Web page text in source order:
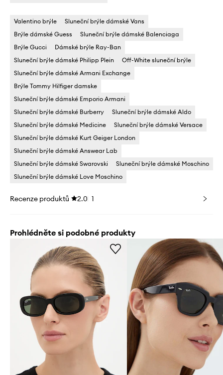
Valentino brýle
Sluneční brýle dámské Vans
Brýle dámské Guess
Sluneční brýle dámské Balenciaga
Brýle Gucci
Dámské brýle Ray-Ban
Sluneční brýle dámské Philipp Plein
Off-White sluneční brýle
Sluneční brýle dámské Armani Exchange
Brýle Tommy Hilfiger damske
Sluneční brýle dámské Emporio Armani
Sluneční brýle dámské Burberry
Sluneční brýle dámské Aldo
Sluneční brýle dámské Medicine
Sluneční brýle dámské Versace
Sluneční brýle dámské Kurt Geiger London
Sluneční brýle dámské Answear Lab
Sluneční brýle dámské Swarovski
Sluneční brýle dámské Moschino
Sluneční brýle dámské Love Moschino
Recenze produktů 2.0 1
Prohlédněte si podobné produkty